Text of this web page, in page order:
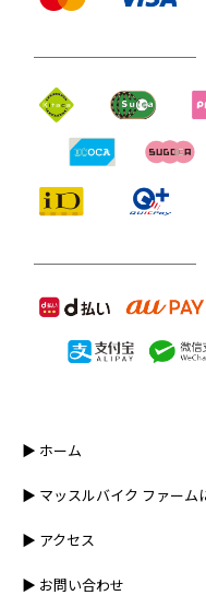
▶︎ ホーム
▶︎ マッスルバイク ファーム
▶︎ アクセス
▶︎ お問い合わせ